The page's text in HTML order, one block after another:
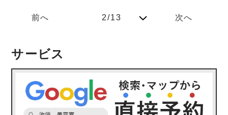
前へ 2/13 次へ
サービス